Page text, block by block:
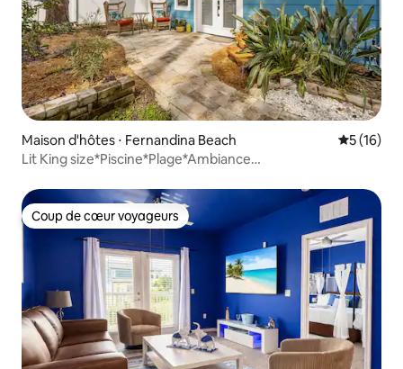
Maison d'hôtes ⋅ Fernandina Beach
5 (16)
Lit King size*Piscine*Plage*Ambiance
Coup de cœur voyageurs
Coup de cœur voyageurs